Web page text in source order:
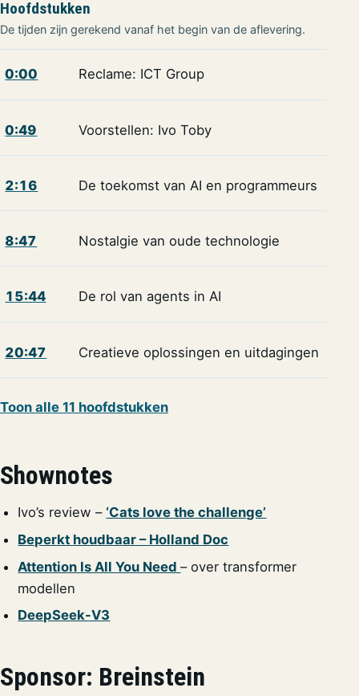
Hoofdstukken
De tijden zijn gerekend vanaf het begin van de aflevering.
0:00 Reclame: ICT Group
0:49 Voorstellen: Ivo Toby
2:16 De toekomst van AI en programmeurs
8:47 Nostalgie van oude technologie
15:44 De rol van agents in AI
20:47 Creatieve oplossingen en uitdagingen
Toon alle 11 hoofdstukken
Shownotes
Ivo’s review – ‘Cats love the challenge’
Beperkt houdbaar – Holland Doc
Attention Is All You Need– over transformer
modellen
DeepSeek-V3
Sponsor: Breinstein